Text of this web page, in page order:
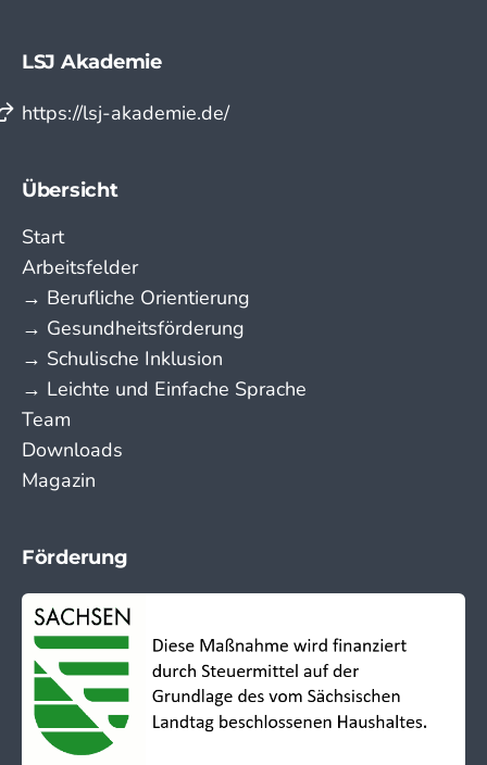
LSJ Akademie
https://lsj-akademie.de/
Übersicht
Start
Arbeitsfelder
→ Berufliche Orientierung
→ Gesundheitsförderung
→ Schulische Inklusion
→ Leichte und Einfache Sprache
Team
Downloads
Magazin
Förderung